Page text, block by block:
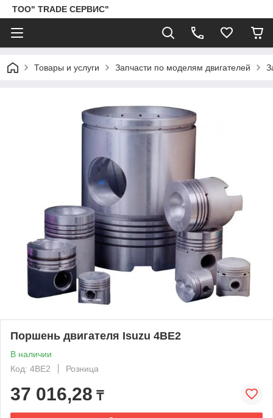
ТОО" TRADE СЕРВИС"
Товары и услуги Запчасти по моделям двигателей
Поршень двигателя Isuzu 4BE2
В наличии
Код: 4BE2
Розница
37 016,28 ₸